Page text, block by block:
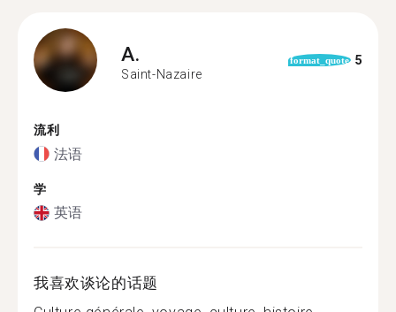
A.
Saint-Nazaire
format_quote 5
流利
法语
学
英语
我喜欢谈论的话题